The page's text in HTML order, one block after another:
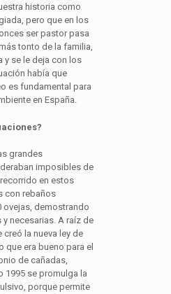
historia como
pero que en los
ser pastor pasa
tonto de la familia,
y se le deja con los
había que
es fundamental para
en España.
grandes
imposibles de
en estos
con rebaños
ovejas, demostrando
necesarias. A raíz de
creó la nueva ley de
que era bueno para el
de cañadas,
1995 se promulga la
porque permite